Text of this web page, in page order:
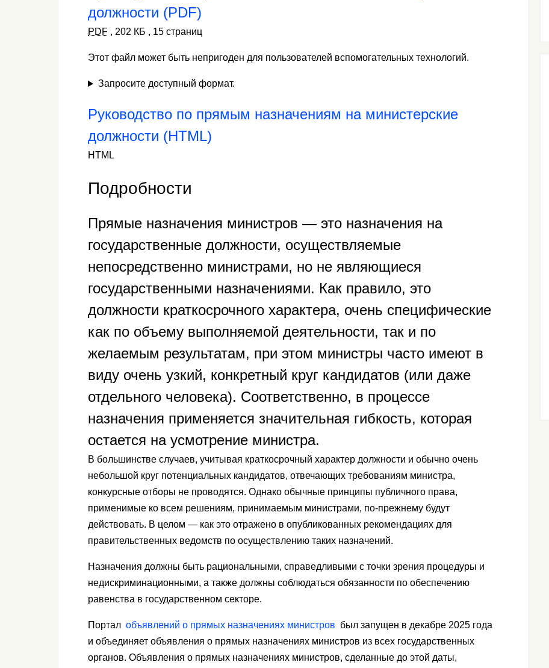
должности (PDF)
PDF , 202 КБ , 15 страниц
Этот файл может быть непригоден для пользователей вспомогательных технологий.
Запросите доступный формат.
Руководство по прямым назначениям на министерские
должности (HTML)
HTML
Подробности
Прямые назначения министров — это назначения на
государственные должности, осуществляемые
непосредственно министрами, но не являющиеся
государственными назначениями. Как правило, это
должности краткосрочного характера, очень специфические
как по объему выполняемой деятельности, так и по
желаемым результатам, при этом министры часто имеют в
виду очень узкий, конкретный круг кандидатов (или даже
отдельного человека). Соответственно, в процессе
назначения применяется значительная гибкость, которая
остается на усмотрение министра.
В большинстве случаев, учитывая краткосрочный характер должности и обычно очень
небольшой круг потенциальных кандидатов, отвечающих требованиям министра,
конкурсные отборы не проводятся. Однако обычные принципы публичного права,
применимые ко всем решениям, принимаемым министрами, по-прежнему будут
действовать. В целом — как это отражено в опубликованных рекомендациях для
правительственных ведомств по осуществлению таких назначений.
Назначения должны быть рациональными, справедливыми с точки зрения процедуры и
недискриминационными, а также должны соблюдаться обязанности по обеспечению
равенства в государственном секторе.
Портал объявлений о прямых назначениях министров был запущен в декабре 2025 года
и объединяет объявления о прямых назначениях министров из всех государственных
органов. Объявления о прямых назначениях министров, сделанные до этой даты,